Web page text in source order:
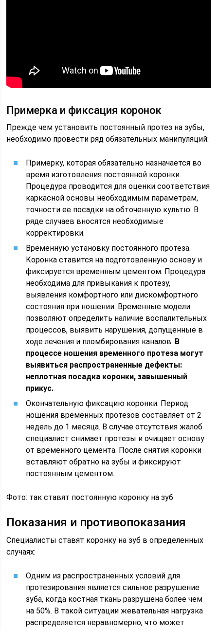
Примерка и фиксация коронок
Прежде чем установить постоянный протез на зубы,
необходимо провести ряд обязательных манипуляций:
Примерку, которая обязательно назначается во
время изготовления постоянной коронки.
Процедура проводится для оценки соответствия
каркасной основы необходимым параметрам,
точности ее посадки на обточенную культю. В
ряде случаев вносятся необходимые
корректировки.
Временную установку постоянного протеза.
Коронка ставится на подготовленную основу и
фиксируется временным цементом. Процедура
необходима для привыкания к протезу,
выявления комфортного или дискомфортного
состояния при ношении. Временные модели
позволяют определить наличие воспалительных
процессов, выявить нарушения, допущенные в
ходе лечения и пломбирования каналов. В
процессе ношения временного протеза могут
выявиться распространенные дефекты:
неплотная посадка коронки, завышенный
прикус.
Окончательную фиксацию коронки. Период
ношения временных протезов составляет от 2
недель до 1 месяца. В случае отсутствия жалоб
специалист снимает протезы и очищает основу
от временного цемента. После снятия коронки
вставляют обратно на зубы и фиксируют
постоянным цементом.
Фото: так ставят постоянную коронку на зуб
Показания и противопоказания
Специалисты ставят коронку на зуб в определенных
случаях:
Одним из распространенных условий для
протезирования является сильное разрушение
зуба, когда костная ткань разрушена более чем
на 50%. В такой ситуации жевательная нагрузка
распределяется неравномерно, что может